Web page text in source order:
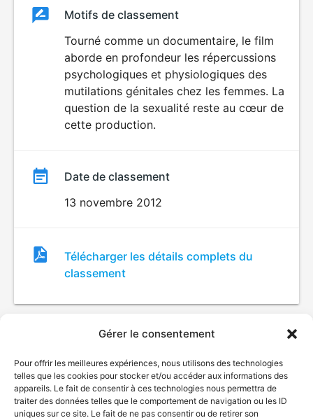
Gérer le consentement
Pour offrir les meilleures expériences, nous utilisons des technologies
telles que les cookies pour stocker et/ou accéder aux informations des
appareils. Le fait de consentir à ces technologies nous permettra de
traiter des données telles que le comportement de navigation ou les ID
uniques sur ce site. Le fait de ne pas consentir ou de retirer son
ClassementClassement
Motifs de classement
Tourné comme un documentaire, le film
aborde en profondeur les répercussions
psychologiques et physiologiques des
mutilations génitales chez les femmes. La
question de la sexualité reste au cœur de
cette production.
Date de classement
13 novembre 2012
Fichier
de
classement
Télécharger les détails complets du
classement